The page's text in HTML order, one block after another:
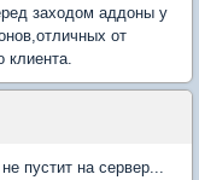
заходом аддоны у
от
клиента.
пустит на сервер...